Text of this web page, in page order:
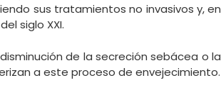
sus tratamientos no invasivos y, en
siglo XXI.
de la secreción sebácea o la
a este proceso de envejecimiento.